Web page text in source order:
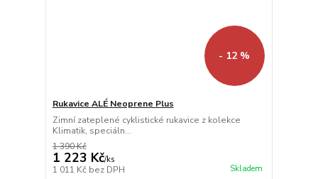
- 12 %
Rukavice ALÉ Neoprene Plus
Zimní zateplené cyklistické rukavice z kolekce
Klimatik, speciáln...
1 390 Kč
1 223 Kč/ks
1 011 Kč bez DPH Skladem